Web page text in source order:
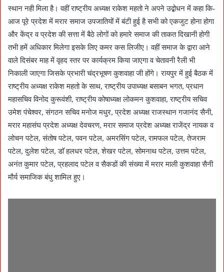
स्थान नही मिला है। वहीं राष्ट्रीय अध्यक्ष राकेश महतो ने अपने उद्बोधन में कहा कि-
आज पूरे प्रदेश में मरार समाज उपजातियों में बंटी हुई है सभी को एकजुट होना होगा
और केंद्र व प्रदेश की सत्ता में बैठे लोगों को हमारे समाज की ताकत दिखानी होगी
तभी हमें अधिकार मिलेगा इसके लिए कमर कस लिजीए। वहीं समाज के द्वारा आने
वाले दिसंबर माह में वृहद स्तर पर कार्यक्रम किया जाएगा व चेतावनी रैली भी
निकाली जाएगा जिसके प्रभारी चंद्रभूषण कुशवाहा जी होंगे। रायपुर में हुई बैठक में
राष्ट्रीय अध्यक्ष राकेश महतो के साथ, राष्ट्रीय उपाध्यक्ष बसाबन भगत, प्रधान
महासचिव विनोद कुरूवंशी, राष्ट्रीय कोषाध्यक्ष लोकमन कुशवाहा, राष्ट्रीय सचिव
उमेश पंचेश्वर, संगठन सचिव मनोज मधुर, प्रदेश अध्यक्ष राजस्थान गजानंद सैनी,
मरार महासंघ प्रदेश अध्यक्ष देवचरण, मरार समाज प्रदेश अध्यक्ष राजेंद्र नायक व
लोचन पटेल, संतोष पटेल, पवन पटेल, अमरसिंंग पटेल, रामफल पटेल, तेजराम
पटेल, दुलेश पटेल, डाॅ हलधर पटेल, शेखर पटेल, सोमनाथ पटेल, उत्तम पटेल,
अनंत कुमार पटेल, प्रहलाद पटेल व सैकडों की संख्या में मरार माली कुशवाहा सैनी
मौर्य समाजिक बंधु शामिल हुए।